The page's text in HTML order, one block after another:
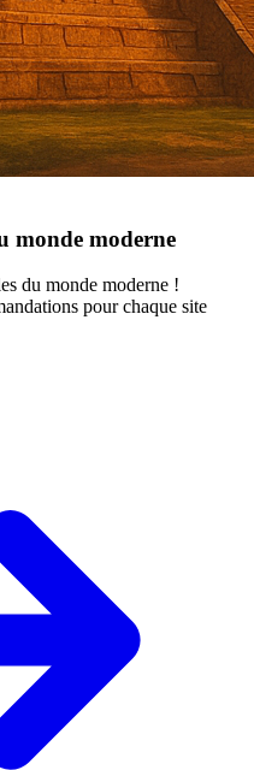
monde moderne
du monde moderne !
pour chaque site